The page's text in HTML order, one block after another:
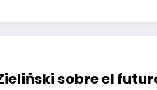
sobre el